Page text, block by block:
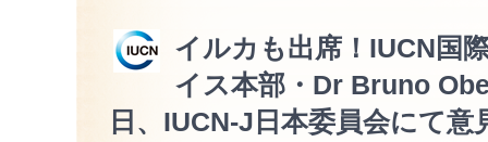
イルカも出席！IUCN国
イス本部・Dr Bruno
日、IUCN-J日本委員会にて意